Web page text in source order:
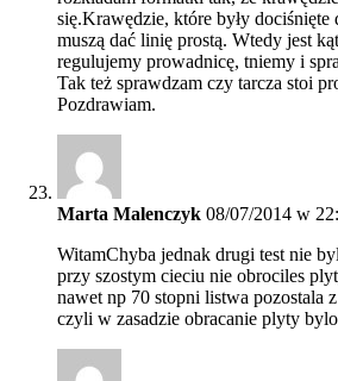
się.Krawędzie, które były
muszą dać linię prostą. Wtedy jest
regulujemy prowadnicę, tniemy i
Tak też sprawdzam czy tarcza stoi
Pozdrawiam.
Marta Malenczyk 08/07/2014 w
WitamChyba jednak drugi test nie
przy szostym cieciu nie obrociles
nawet np 70 stopni listwa pozostala
czyli w zasadzie obracanie plyty